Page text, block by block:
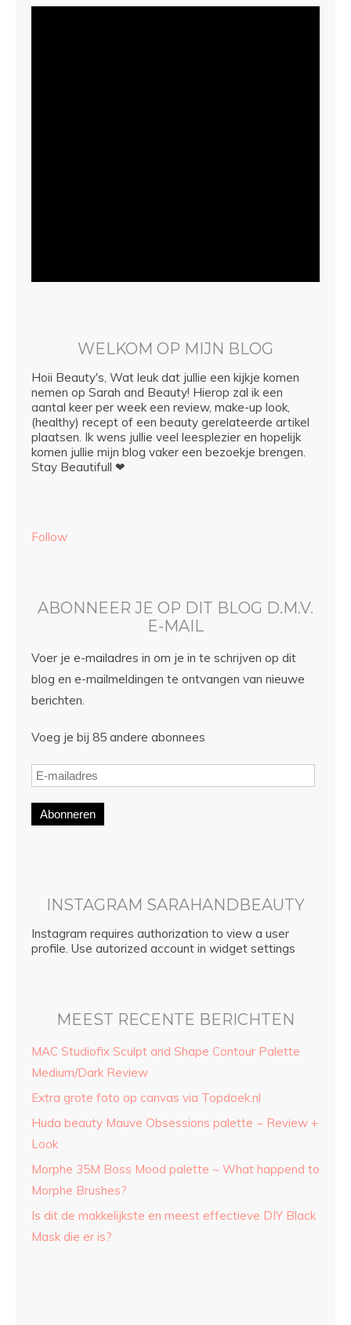
WELKOM OP MIJN BLOG
Hoii Beauty's, Wat leuk dat jullie een kijkje komen
nemen op Sarah and Beauty! Hierop zal ik een
aantal keer per week een review, make-up look,
(healthy) recept of een beauty gerelateerde artikel
plaatsen. Ik wens jullie veel leesplezier en hopelijk
komen jullie mijn blog vaker een bezoekje brengen.
Stay Beautifull ❤
Follow
ABONNEER JE OP DIT BLOG D.M.V.
E-MAIL
Voer je e-mailadres in om je in te schrijven op dit
blog en e-mailmeldingen te ontvangen van nieuwe
berichten.
Voeg je bij 85 andere abonnees
Abonneren
INSTAGRAM SARAHANDBEAUTY
Instagram requires authorization to view a user
profile. Use autorized account in widget settings
MEEST RECENTE BERICHTEN
MAC Studiofix Sculpt and Shape Contour Palette
Medium/Dark Review
Extra grote foto op canvas via Topdoek.nl
Huda beauty Mauve Obsessions palette ~ Review +
Look
Morphe 35M Boss Mood palette ~ What happend to
Morphe Brushes?
Is dit de makkelijkste en meest effectieve DIY Black
Mask die er is?